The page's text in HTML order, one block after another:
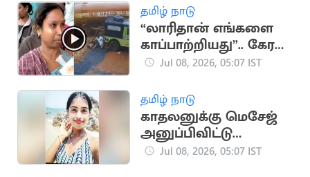
தமிழ் நாடு
“லாரிதான் எங்களை
காப்பாற்றியது”.. கேரள
நிலச்சரிவில்
Jul 08, 2026, 05:07 IST
தமிழ் நாடு
காதலனுக்கு மெசேஜ்
அனுப்பிவிட்டு
மாணவி ஏரியில்
Jul 08, 2026, 05:07 IST